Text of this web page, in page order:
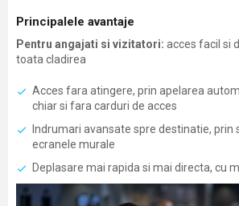
Principalele avantaje
Pentru angajati si vizitatori: acces facil si
toata cladirea
Acces fara atingere, prin apelarea
chiar si fara carduri de acces
Indrumari avansate spre destinatie, prin
ecranele murale
Deplasare mai rapida si mai directa, cu